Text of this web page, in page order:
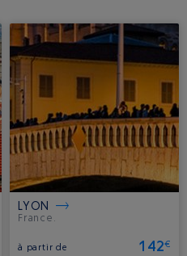
LYON
France.
à partir de 142€